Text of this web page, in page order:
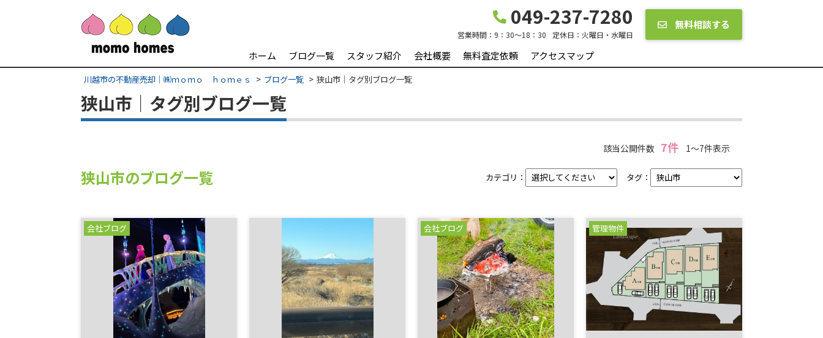
049-237-7280
営業時間： 9：30～18：30 定休日： 火曜日・水曜日
無料相談する
ホーム ブログ一覧 スタッフ紹介 会社概要 無料査定依頼 アクセスマップ
川越市の不動産売却｜㈱ｍｏｍｏ ｈｏｍｅｓ ブログ一覧 狭山市｜タグ別ブログ一覧
狭山市｜タグ別ブログ一覧
該当公開件数 7件 1～7件表示
狭山市のブログ一覧 カテゴリ： タグ：
会社ブログ 会社ブログ 管理物件